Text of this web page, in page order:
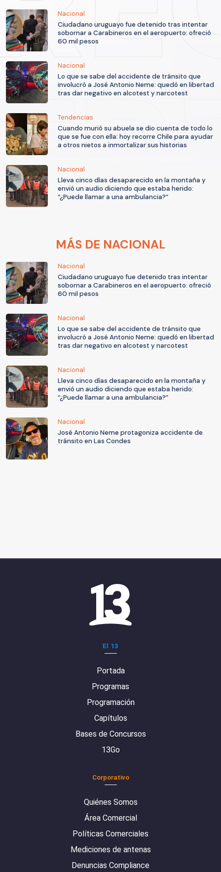
Nacional
Ciudadano uruguayo fue detenido tras intentar
sobornar a Carabineros en el aeropuerto: ofreció
60 mil pesos
Nacional
Lo que se sabe del accidente de tránsito que
involucró a José Antonio Neme: quedó en libertad
tras dar negativo en alcotest y narcotest
Tendencias
Cuando murió su abuela se dio cuenta de todo lo
que se fue con ella: hoy recorre Chile para ayudar
a otros nietos a inmortalizar sus historias
Nacional
Lleva cinco días desaparecido en la montaña y
envió un audio diciendo que estaba herido:
“¿Puede llamar a una ambulancia?”
MÁS DE NACIONAL
Nacional
Ciudadano uruguayo fue detenido tras intentar
sobornar a Carabineros en el aeropuerto: ofreció
60 mil pesos
Nacional
Lo que se sabe del accidente de tránsito que
involucró a José Antonio Neme: quedó en libertad
tras dar negativo en alcotest y narcotest
Nacional
Lleva cinco días desaparecido en la montaña y
envió un audio diciendo que estaba herido:
“¿Puede llamar a una ambulancia?”
Nacional
José Antonio Neme protagoniza accidente de
tránsito en Las Condes
El 13
Portada
Programas
Programación
Capítulos
Bases de Concursos
13Go
Corporativo
Quiénes Somos
Área Comercial
Políticas Comerciales
Mediciones de antenas
Denuncias Compliance